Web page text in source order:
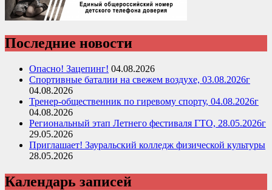
Последние новости
Опасно! Зацепинг! 04.08.2026
Спортивные баталии на свежем воздухе, 03.08.2026г
04.08.2026
Тренер-общественник по гиревому спорту, 04.08.2026г
04.08.2026
Региональный этап Летнего фестиваля ГТО, 28.05.2026г
29.05.2026
Приглашает! Зауральский колледж физической культуры
28.05.2026
Календарь записей